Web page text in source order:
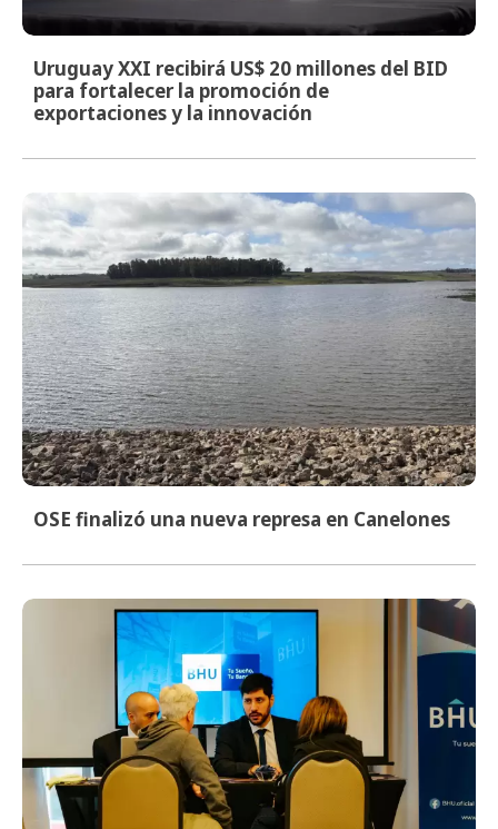
Uruguay XXI recibirá US$ 20 millones del BID
para fortalecer la promoción de
exportaciones y la innovación
OSE finalizó una nueva represa en Canelones